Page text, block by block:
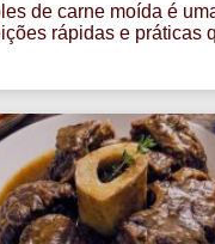
de carne moída é
rápidas e práticas